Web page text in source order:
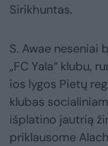
Sirikhuntas.
S. Awae neseniai
„FC Yala“ klubu,
ios lygos Pietų
klubas
išplatino jautrią
priklausome